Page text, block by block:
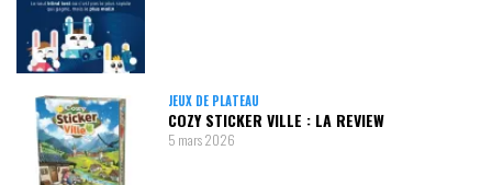
JEUX DE PLATEAU
COZY STICKER VILLE : LA REVIEW
5 mars 2026